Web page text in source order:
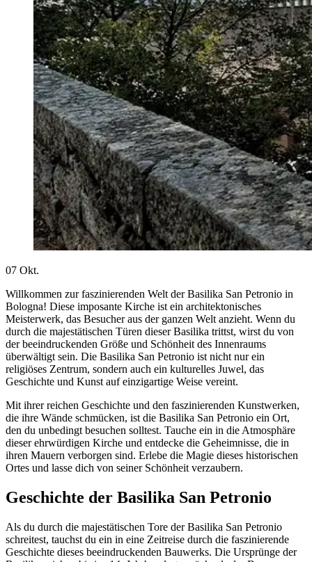
07 Okt.
Willkommen zur faszinierenden Welt der Basilika San Petronio in
Bologna! Diese imposante Kirche ist ein architektonisches
Meisterwerk, das Besucher aus der ganzen Welt anzieht. Wenn du
durch die majestätischen Türen dieser Basilika trittst, wirst du von
der beeindruckenden Größe und Schönheit des Innenraums
überwältigt sein. Die Basilika San Petronio ist nicht nur ein
religiöses Zentrum, sondern auch ein kulturelles Juwel, das
Geschichte und Kunst auf einzigartige Weise vereint.
Mit ihrer reichen Geschichte und den faszinierenden Kunstwerken,
die ihre Wände schmücken, ist die Basilika San Petronio ein Ort,
den du unbedingt besuchen solltest. Tauche ein in die Atmosphäre
dieser ehrwürdigen Kirche und entdecke die Geheimnisse, die in
ihren Mauern verborgen sind. Erlebe die Magie dieses historischen
Ortes und lasse dich von seiner Schönheit verzaubern.
Geschichte der Basilika San Petronio
Als du durch die majestätischen Tore der Basilika San Petronio
schreitest, tauchst du ein in eine Zeitreise durch die faszinierende
Geschichte dieses beeindruckenden Bauwerks. Die Ursprünge der